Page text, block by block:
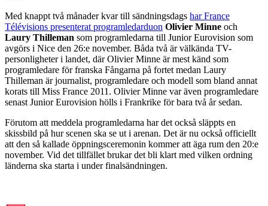
Med knappt två månader kvar till sändningsdags har France
Télévisions presenterat programledarduon Olivier Minne och
Laury Thilleman som programledarna till Junior Eurovision som
avgörs i Nice den 26:e november. Båda två är välkända TV-
personligheter i landet, där Olivier Minne är mest känd som
programledare för franska Fångarna på fortet medan Laury
Thilleman är journalist, programledare och modell som bland annat
korats till Miss France 2011. Olivier Minne var även programledare
senast Junior Eurovision hölls i Frankrike för bara två år sedan.
Förutom att meddela programledarna har det också släppts en
skissbild på hur scenen ska se ut i arenan. Det är nu också officiellt
att den så kallade öppningsceremonin kommer att äga rum den 20:e
november. Vid det tillfället brukar det bli klart med vilken ordning
länderna ska starta i under finalsändningen.